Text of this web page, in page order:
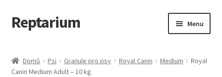
Přeskočit
na
Přejít
k
webu
Reptarium Menu
Košík
Domů Psi Granule pro psy Royal Canin Medium
Royal
Canin Medium Adult – 10 kg